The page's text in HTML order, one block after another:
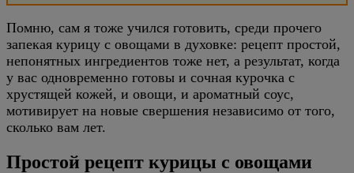
Помню, сам я тоже учился готовить, среди прочего
запекая курицу с овощами в духовке: рецепт простой,
непонятных ингредиентов тоже нет, а результат, когда
у вас одновременно готовы и сочная курочка с
хрустящей кожей, и овощи, и ароматный соус,
мотивирует на новые свершения независимо от того,
сколько вам лет.
Простой рецепт курицы с овощами